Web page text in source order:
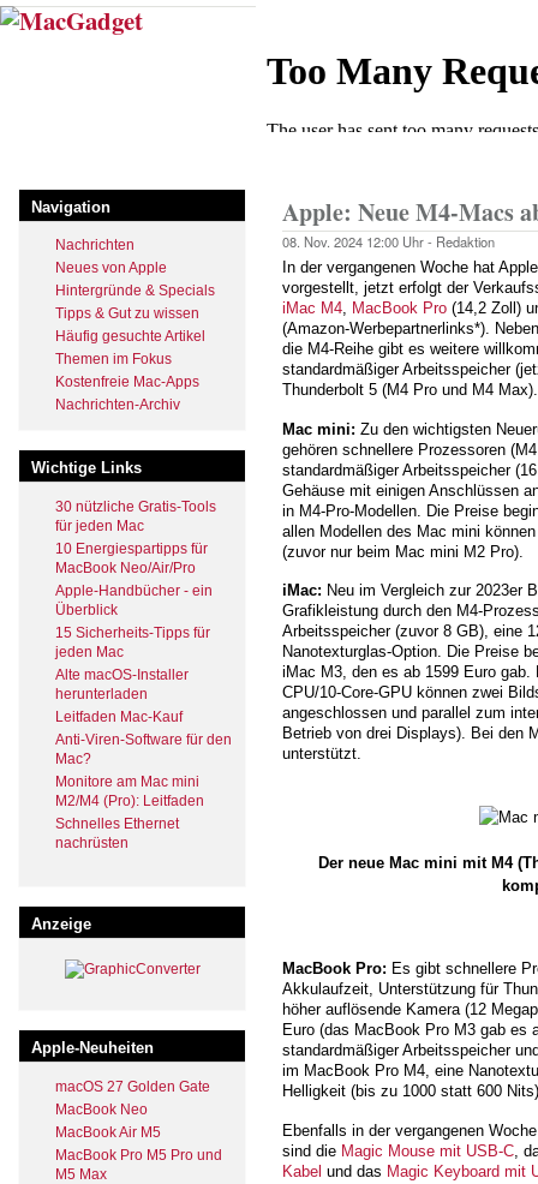
Inhalt
Navigation
Nachrichten
Neues von Apple
Hintergründe & Specials
Tipps & Gut zu wissen
Häufig gesuchte Artikel
Themen im Fokus
Kostenfreie Mac-Apps
Nachrichten-Archiv
Wichtige Links
30 nützliche Gratis-Tools
für jeden Mac
10 Energiespartipps für
MacBook Neo/Air/Pro
Apple-Handbücher - ein
Überblick
15 Sicherheits-Tipps für
jeden Mac
Alte macOS-Installer
herunterladen
Leitfaden Mac-Kauf
Anti-Viren-Software für den
Mac?
Monitore am Mac mini
M2/M4 (Pro): Leitfaden
Schnelles Ethernet
nachrüsten
Anzeige
Apple-Neuheiten
macOS 27 Golden Gate
MacBook Neo
MacBook Air M5
MacBook Pro M5 Pro und
M5 Max
Apple: Neue M4-Macs
08. Nov. 2024 12:00 Uhr - Redaktion
In der vergangenen Woche hat
vorgestellt, jetzt erfolgt der
iMac M4, MacBook Pro (14,2 Zoll)
(Amazon-Werbepartnerlinks*).
die M4-Reihe gibt es weitere
standardmäßiger Arbeitsspeicher
Thunderbolt 5 (M4 Pro und M4 Max).
Mac mini: Zu den wichtigsten
gehören schnellere Prozessoren
standardmäßiger Arbeitsspeicher
Gehäuse mit einigen Anschlüssen
in M4-Pro-Modellen. Die Preise
allen Modellen des Mac mini
(zuvor nur beim Mac mini M2 Pro).
iMac: Neu im Vergleich zur 2023er
Grafikleistung durch den M4-
Arbeitsspeicher (zuvor 8 GB), eine
Nanotexturglas-Option. Die Preise
iMac M3, den es ab 1599 Euro
CPU/10-Core-GPU können zwei
angeschlossen und parallel zum
Betrieb von drei Displays). Bei den
unterstützt.
Der neue Mac mini mit M4
MacBook Pro: Es gibt schnellere
Akkulaufzeit, Unterstützung für
höher auflösende Kamera (12
Euro (das MacBook Pro M3 gab es
standardmäßiger Arbeitsspeicher
im MacBook Pro M4, eine
Helligkeit (bis zu 1000 statt 600
Ebenfalls in der vergangenen
sind die Magic Mouse mit USB-C ,
Kabel und das Magic Keyboard mit